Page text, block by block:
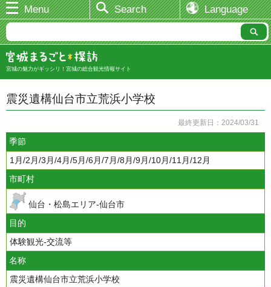
Menu Search Language
宮城の魅力がギッシリ！宮城の総合観光情報サイト
震災遺構仙台市立荒浜小学校
最終更新日：2024/03/31
季節
1月/2月/3月/4月/5月/6月/7月/8月/9月/10月/11月/12月
市町村
仙台・松島エリア-仙台市
目的
体験観光-交流等
名称
震災遺構仙台市立荒浜小学校